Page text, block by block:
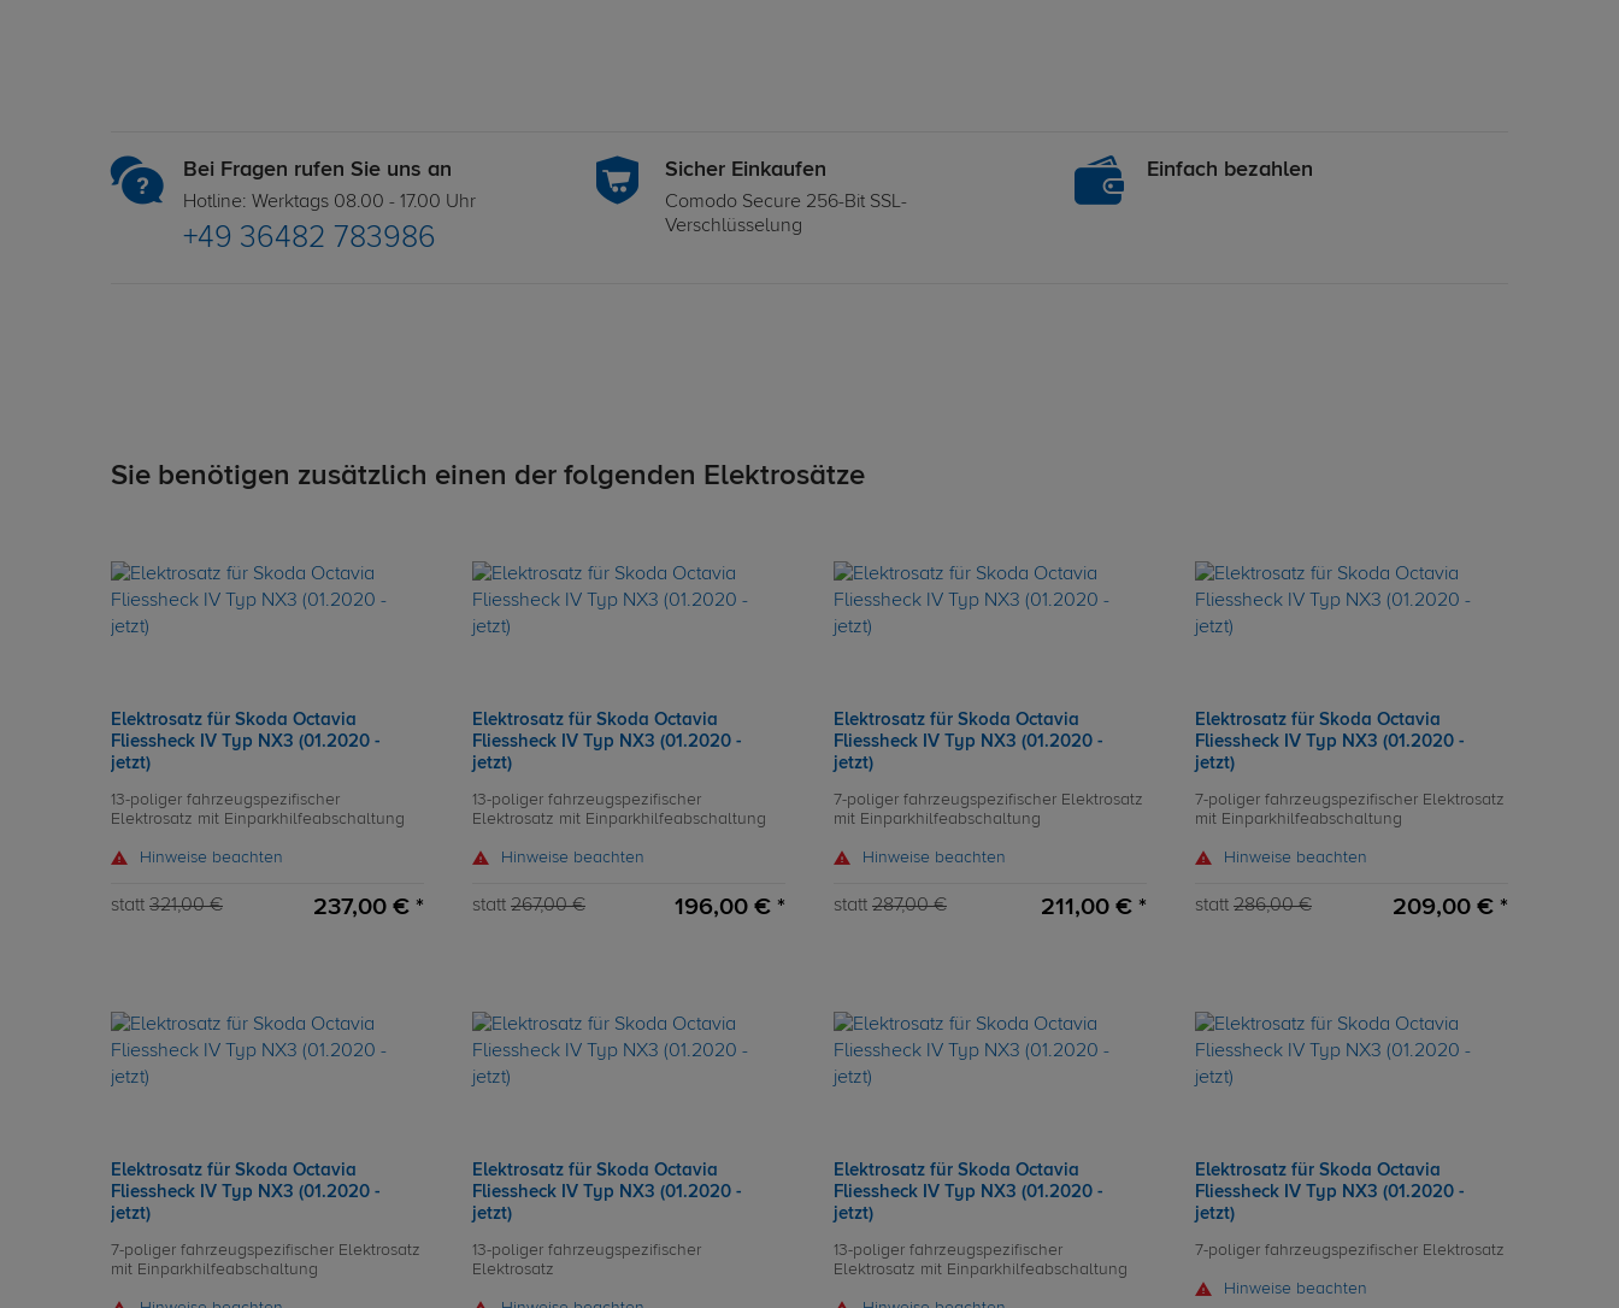
Bei Fragen rufen Sie uns an
Hotline: Werktags 08.00 - 17.00 Uhr
+49 36482 783986
Sicher Einkaufen
Comodo Secure 256-Bit SSL-
Verschlüsselung
Einfach bezahlen
Sie benötigen zusätzlich einen der folgenden Elektrosätze
Elektrosatz für Skoda Octavia
Fliessheck IV Typ NX3 (01.2020 -
jetzt)
13-poliger fahrzeugspezifischer
Elektrosatz mit Einparkhilfeabschaltung
Hinweise beachten
statt 321,00 € 237,00 € *
Elektrosatz für Skoda Octavia
Fliessheck IV Typ NX3 (01.2020 -
jetzt)
13-poliger fahrzeugspezifischer
Elektrosatz mit Einparkhilfeabschaltung
Hinweise beachten
statt 267,00 € 196,00 € *
Elektrosatz für Skoda Octavia
Fliessheck IV Typ NX3 (01.2020 -
jetzt)
7-poliger fahrzeugspezifischer Elektrosatz
mit Einparkhilfeabschaltung
Hinweise beachten
statt 287,00 € 211,00 € *
Elektrosatz für Skoda Octavia
Fliessheck IV Typ NX3 (01.2020 -
jetzt)
7-poliger fahrzeugspezifischer Elektrosatz
mit Einparkhilfeabschaltung
Hinweise beachten
statt 286,00 € 209,00 € *
Elektrosatz für Skoda Octavia
Fliessheck IV Typ NX3 (01.2020 -
jetzt)
7-poliger fahrzeugspezifischer Elektrosatz
mit Einparkhilfeabschaltung
Elektrosatz für Skoda Octavia
Fliessheck IV Typ NX3 (01.2020 -
jetzt)
13-poliger fahrzeugspezifischer
Elektrosatz
Elektrosatz für Skoda Octavia
Fliessheck IV Typ NX3 (01.2020 -
jetzt)
13-poliger fahrzeugspezifischer
Elektrosatz mit Einparkhilfeabschaltung
Elektrosatz für Skoda Octavia
Fliessheck IV Typ NX3 (01.2020 -
jetzt)
7-poliger fahrzeugspezifischer Elektrosatz
Hinweise beachten